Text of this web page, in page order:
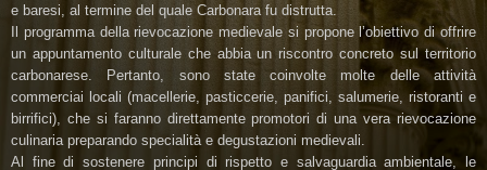
e baresi, al termine del quale Carbonara fu distrutta.
Il programma della rievocazione medievale si propone l’obiettivo di offrire
un appuntamento culturale che abbia un riscontro concreto sul territorio
carbonarese. Pertanto, sono state coinvolte molte delle attività
commerciai locali (macellerie, pasticcerie, panifici, salumerie, ristoranti e
birrifici), che si faranno direttamente promotori di una vera rievocazione
culinaria preparando specialità e degustazioni medievali.
Al fine di sostenere principi di rispetto e salvaguardia ambientale, le